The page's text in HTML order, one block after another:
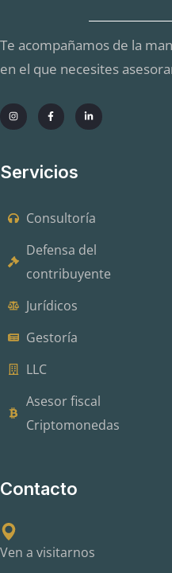
Te acompañamos de la
en el que necesites
Servicios
Consultoría
Defensa del
contribuyente
Jurídicos
Gestoría
LLC
Asesor fiscal
Criptomonedas
Contacto
Ven a visitarnos